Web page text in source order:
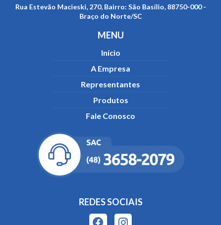
Rua Estevão Macieski, 270, Bairro: São Basílio, 88750-000 -
Braço do Norte/SC
MENU
Início
A Empresa
Representantes
Produtos
Fale Conosco
REDES SOCIAIS